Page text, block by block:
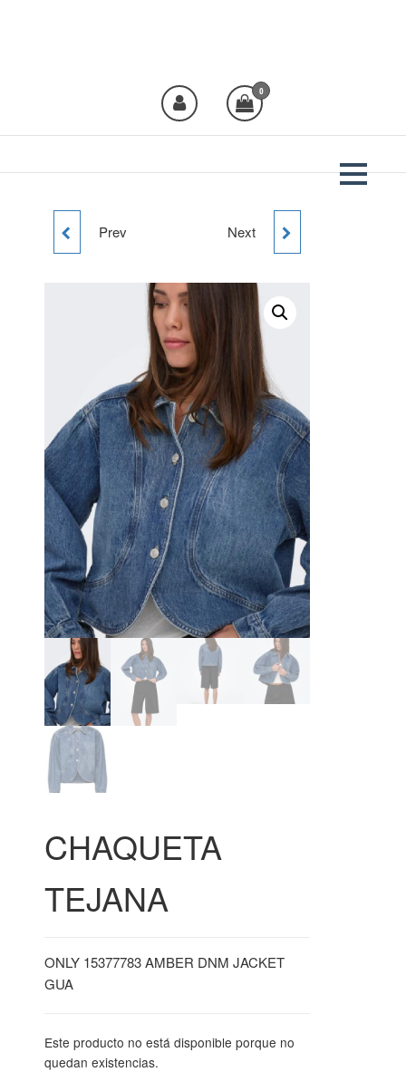
Plural!
0
BERMUDA LARGA
Prev Next
CHAQUETA
TEJANA
ONLY 15377783 AMBER DNM JACKET
GUA
Este producto no está disponible porque no
quedan existencias.